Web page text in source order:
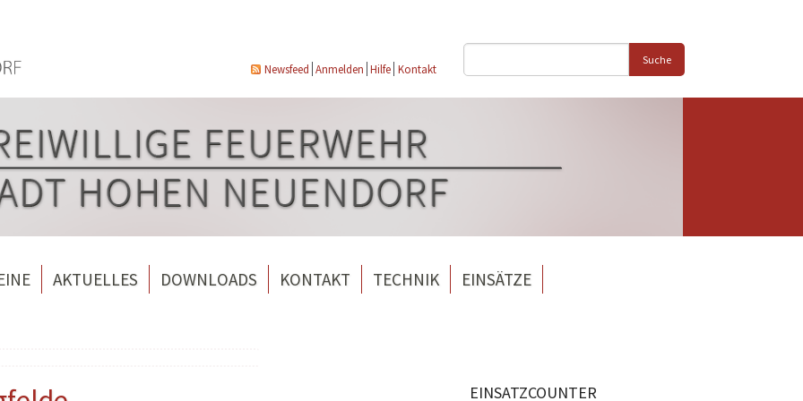
Newsfeed Anmelden Hilfe Kontakt
Suche
AKTUELLES DOWNLOADS KONTAKT TECHNIK EINSÄTZE
EINSATZCOUNTER